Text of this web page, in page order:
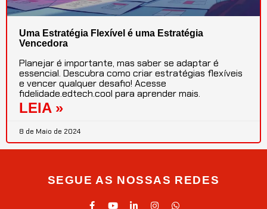
Uma Estratégia Flexível é uma Estratégia
Vencedora
Planejar é importante, mas saber se adaptar é
essencial. Descubra como criar estratégias flexíveis
e vencer qualquer desafio! Acesse
fidelidade.edtech.cool para aprender mais.
LEIA »
8 de Maio de 2024
SEGUE AS NOSSAS REDES